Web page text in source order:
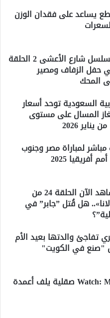
يساعد على فقدان الوزن
بالتفاصيل: مسلسل شارع الأعشى 2 الحلقة
حفل الزفاف ومصير
المحك
السعودية توحد أسعار
المسال على مستوى
يناير 2026
لمباراة مصر وجنوب
أفريقيا 2025
بالتفاصيل: شاهد الآن الحلقة 24 من
هل قُتل ”جابر” في
تفاجئ والدتها بعيد الأم
"صنع في الكويت"
Watch: Mount etna in صقلية يلف أعمدة